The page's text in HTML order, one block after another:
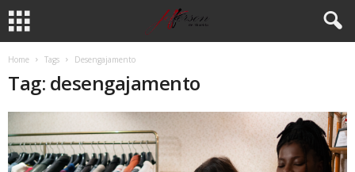
Home Tags Desengajamento
Tag: desengajamento